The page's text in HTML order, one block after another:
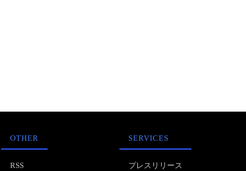
OTHER
RSS
SERVICES
プレスリリース